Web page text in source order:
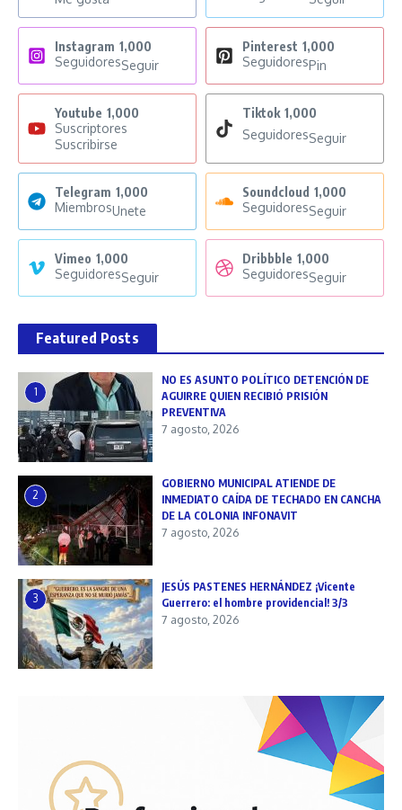
Instagram 1,000
SeguidoresSeguir
Pinterest 1,000
SeguidoresPin
Youtube 1,000
Suscriptores
Suscribirse
Tiktok 1,000
SeguidoresSeguir
Telegram 1,000
MiembrosUnete
Soundcloud 1,000
SeguidoresSeguir
Vimeo 1,000
SeguidoresSeguir
Dribbble 1,000
SeguidoresSeguir
Featured Posts
1
NO ES ASUNTO POLÍTICO DETENCIÓN DE
AGUIRRE QUIEN RECIBIÓ PRISIÓN
PREVENTIVA
7 agosto, 2026
2
GOBIERNO MUNICIPAL ATIENDE DE
INMEDIATO CAÍDA DE TECHADO EN CANCHA
DE LA COLONIA INFONAVIT
7 agosto, 2026
3
JESÚS PASTENES HERNÁNDEZ ¡Vicente
Guerrero: el hombre providencial! 3/3
7 agosto, 2026